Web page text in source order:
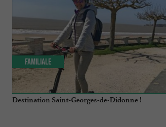
Destination Saint-Georges-de-Didonne !
Familiale